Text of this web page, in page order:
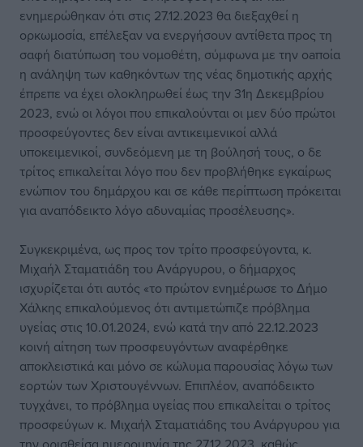
ενημερώθηκαν ότι στις 27.12.2023 θα διεξαχθεί η
ορκωμοσία, επέλεξαν να ενεργήσουν αντίθετα προς τη
σαφή διατύπωση του νομοθέτη, σύμφωνα με την οaποία
η ανάληψη των καθηκόντων της νέας δημοτικής αρχής
έπρεπε να έχει ολοκληρωθεί έως την 31η Δεκεμβρίου
2023, ενώ οι λόγοι που επικαλούνται οι μεν δύο πρώτοι
προσφεύγοντες δεν είναι αντικειμενικοί αλλά
υποκειμενικοί, συνδεόμενη με τη βούλησή τους, ο δε
τρίτος επικαλείται λόγο που δεν προβλήθηκε εγκαίρως
ενώπιον του δημάρχου και σε κάθε περίπτωση πρόκειται
για αναπόδεικτο λόγο αδυναμίας προσέλευσης».
Συγκεκριμένα, ως προς τον τρίτο προσφεύγοντα, κ.
Μιχαήλ Σταματιάδη του Ανάργυρου, ο δήμαρχος
ισχυρίζεται ότι αυτός «το πρώτον ενημέρωσε το Δήμο
Χάλκης επικαλούμενος ότι αντιμετώπιζε πρόβλημα
υγείας στις 10.01.2024, ενώ κατά την από 22.12.2023
κοινή αίτηση των προσφευγόντων αναφέρθηκε
αποκλειστικά και μόνο σε κώλυμα παρουσίας λόγω των
εορτών των Χριστουγέννων. Επιπλέον, αναπόδεικτο
τυγχάνει, το πρόβλημα υγείας που επικαλείται ο τρίτος
προσφεύγων κ. Μιχαήλ Σταματιάδης του Ανάργυρου για